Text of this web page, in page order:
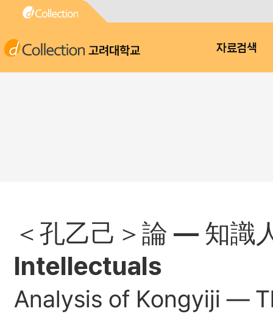
고려대학교 자료검색
＜孔乙己＞論 ― 知識
Intellectuals
Analysis of Kongyiji ―